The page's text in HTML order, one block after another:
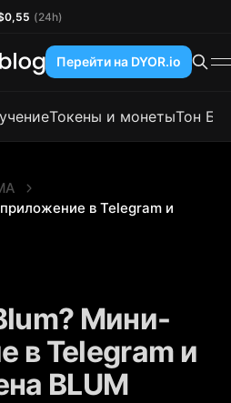
(24h)
Перейти на DYOR.io
Токены и монетыТон
в Telegram и
Мини-
в Telegram и
BLUM